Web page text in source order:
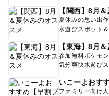
【関西】8月
夏休みの思い出
水遊びスポット
【東海】8月
参加無料ポケモ
気分爽快水遊び
いこーよおす
ファミリー向け